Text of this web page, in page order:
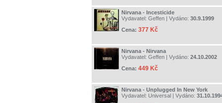
Nirvana - Incesticide
Vydavatel: Geffen | Vydáno: 30.9.1999
Cena: 377 Kč
Nirvana - Nirvana
Vydavatel: Geffen | Vydáno: 24.10.2002
Cena: 449 Kč
Nirvana - Unplugged In New York
Vydavatel: Universal | Vydáno: